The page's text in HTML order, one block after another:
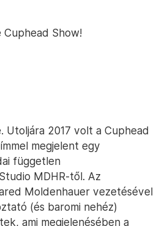
Show!
Utoljára 2017 volt a Cuphead
megjelent egy
független
MDHR-től. Az
Moldenhauer vezetésével
(és baromi nehéz)
ami megjelenésében a